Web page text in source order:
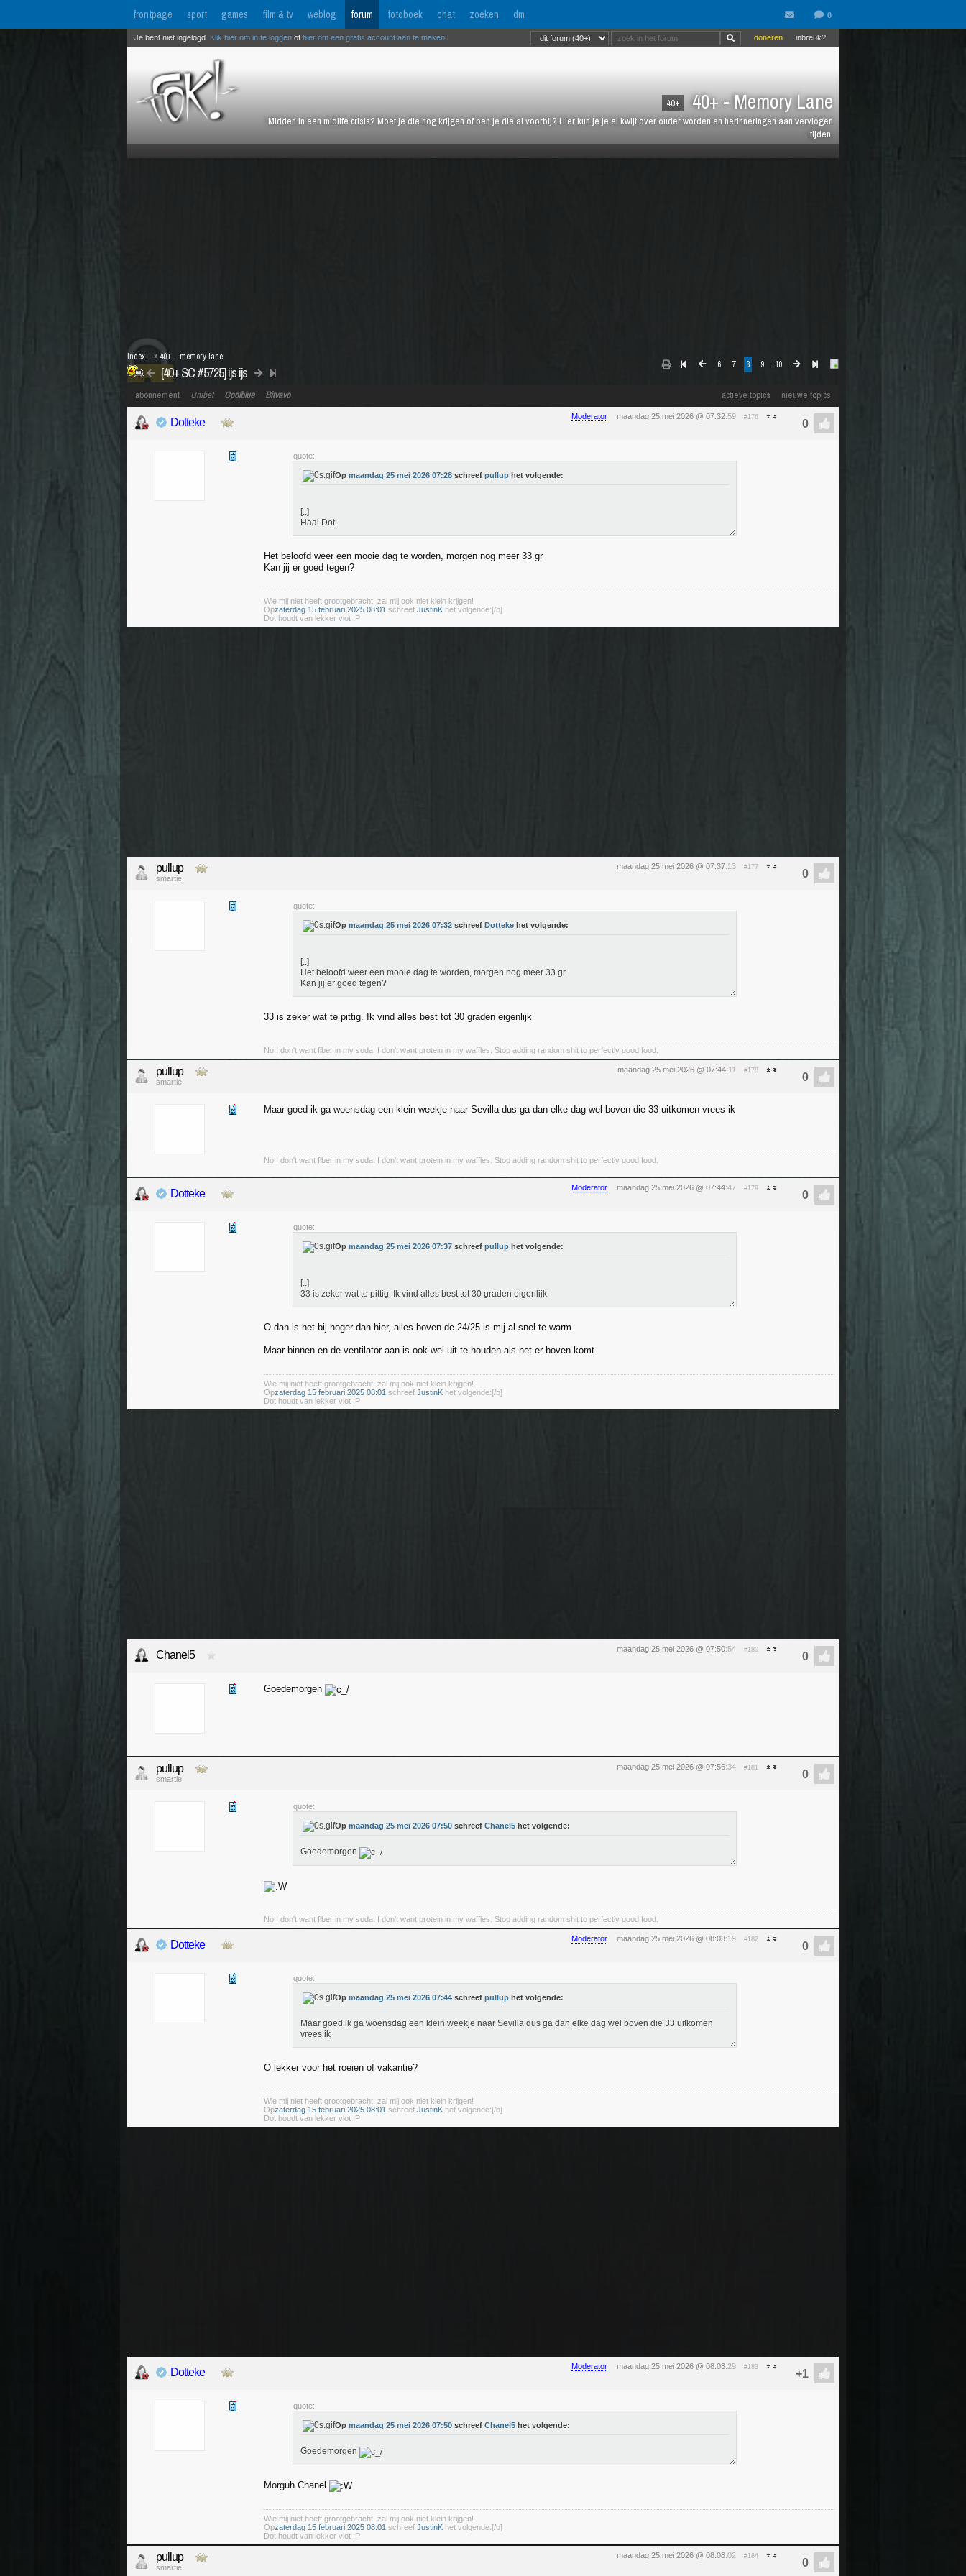
frontpage sport games film & tv weblog forum fotoboek chat zoeken dm
40+ 40+ - Memory Lane
Midden in een midlife crisis? Moet je die nog krijgen of ben je die al voorbij? Hier kun je je ei kwijt over ouder worden en herinneringen aan vervlogen
tijden.
inbreuk?
doneren
Je bent niet ingelogd. Klik hier om in te loggen of hier om een gratis account aan te maken
6 7 8 9 10
[40+ SC #5725] ijs ijs
Index » 40+ - memory lane
actieve topics nieuwe topics
abonnement Unibet Coolblue Bitvavo
Moderator maandag 25 mei 2026 @ 07:32:59 #176
Dotteke
quote:
Op maandag 25 mei 2026 07:28 schreef pullup het volgende:
[..]
Haai Dot
Het beloofd weer een mooie dag te worden, morgen nog meer 33 gr
Kan jij er goed tegen?
Wie mij niet heeft grootgebracht, zal mij ook niet klein krijgen!
Opzaterdag 15 februari 2025 08:01 schreef JustinK het volgende:[/b]
Dot houdt van lekker vlot :P
maandag 25 mei 2026 @ 07:37:13 #177
pullup
smartie
quote:
Op maandag 25 mei 2026 07:32 schreef Dotteke het volgende:
[..]
Het beloofd weer een mooie dag te worden, morgen nog meer 33 gr
Kan jij er goed tegen?
33 is zeker wat te pittig. Ik vind alles best tot 30 graden eigenlijk
No I don't want fiber in my soda. I don't want protein in my waffles. Stop adding random shit to perfectly good food.
maandag 25 mei 2026 @ 07:44:11 #178
pullup
smartie
Maar goed ik ga woensdag een klein weekje naar Sevilla dus ga dan elke dag wel boven die 33 uitkomen vrees ik
No I don't want fiber in my soda. I don't want protein in my waffles. Stop adding random shit to perfectly good food.
Moderator maandag 25 mei 2026 @ 07:44:47 #179
Dotteke
quote:
Op maandag 25 mei 2026 07:37 schreef pullup het volgende:
[..]
33 is zeker wat te pittig. Ik vind alles best tot 30 graden eigenlijk
O dan is het bij hoger dan hier, alles boven de 24/25 is mij al snel te warm.
Maar binnen en de ventilator aan is ook wel uit te houden als het er boven komt
Wie mij niet heeft grootgebracht, zal mij ook niet klein krijgen!
Opzaterdag 15 februari 2025 08:01 schreef JustinK het volgende:[/b]
Dot houdt van lekker vlot :P
maandag 25 mei 2026 @ 07:50:54 #180
Chanel5
Goedemorgen
maandag 25 mei 2026 @ 07:56:34 #181
pullup
smartie
quote:
Op maandag 25 mei 2026 07:50 schreef Chanel5 het volgende:
Goedemorgen
No I don't want fiber in my soda. I don't want protein in my waffles. Stop adding random shit to perfectly good food.
Moderator maandag 25 mei 2026 @ 08:03:19 #182
Dotteke
quote:
Op maandag 25 mei 2026 07:44 schreef pullup het volgende:
Maar goed ik ga woensdag een klein weekje naar Sevilla dus ga dan elke dag wel boven die 33 uitkomen
vrees ik
O lekker voor het roeien of vakantie?
Wie mij niet heeft grootgebracht, zal mij ook niet klein krijgen!
Opzaterdag 15 februari 2025 08:01 schreef JustinK het volgende:[/b]
Dot houdt van lekker vlot :P
Moderator maandag 25 mei 2026 @ 08:03:29 #183
Dotteke
quote:
Op maandag 25 mei 2026 07:50 schreef Chanel5 het volgende:
Goedemorgen
Morguh Chanel
Wie mij niet heeft grootgebracht, zal mij ook niet klein krijgen!
Opzaterdag 15 februari 2025 08:01 schreef JustinK het volgende:[/b]
Dot houdt van lekker vlot :P
maandag 25 mei 2026 @ 08:08:02 #184
pullup
smartie